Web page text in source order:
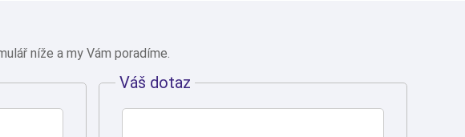
níže a my Vám poradíme.
Váš dotaz